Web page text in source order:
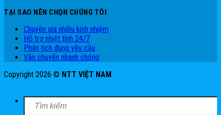
TẠI SAO NÊN CHỌN CHÚNG TÔI
Chuyên gia nhiều kinh nhiệm
Hỗ trợ nhiệt tình 24/7
Phân tích đúng yêu cầu
Vận chuyển nhanh chóng
Copyright 2026 © NTT VIỆT NAM